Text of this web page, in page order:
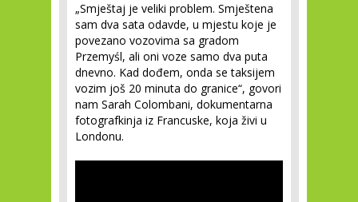
„Smještaj je veliki problem. Smještena
sam dva sata odavde, u mjestu koje je
povezano vozovima sa gradom
Przemyśl, ali oni voze samo dva puta
dnevno. Kad dođem, onda se taksijem
vozim još 20 minuta do granice“, govori
nam Sarah Colombani, dokumentarna
fotografkinja iz Francuske, koja živi u
Londonu.